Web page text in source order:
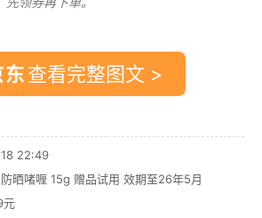
查看完整图文 >
22:49
晒啫喱 15g 赠品试用 效期至26年5月
元